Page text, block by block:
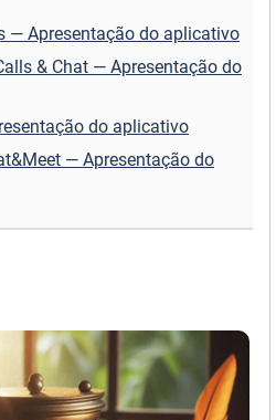
— Apresentação do aplicativo
& Chat — Apresentação do
do aplicativo
— Apresentação do